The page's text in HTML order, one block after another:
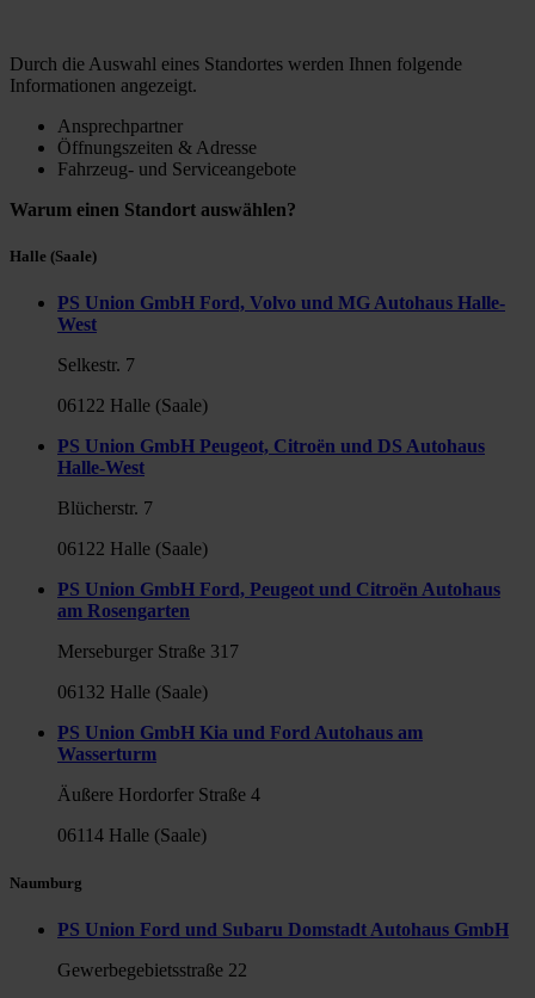
Durch die Auswahl eines Standortes werden Ihnen folgende
Informationen angezeigt.
Ansprechpartner
Öffnungszeiten & Adresse
Fahrzeug- und Serviceangebote
Warum einen Standort auswählen?
Halle (Saale)
PS Union GmbH Ford, Volvo und MG Autohaus Halle-
West
Selkestr. 7
06122 Halle (Saale)
PS Union GmbH Peugeot, Citroën und DS Autohaus
Halle-West
Blücherstr. 7
06122 Halle (Saale)
PS Union GmbH Ford, Peugeot und Citroën Autohaus
am Rosengarten
Merseburger Straße 317
06132 Halle (Saale)
PS Union GmbH Kia und Ford Autohaus am
Wasserturm
Äußere Hordorfer Straße 4
06114 Halle (Saale)
Naumburg
PS Union Ford und Subaru Domstadt Autohaus GmbH
Gewerbegebietsstraße 22